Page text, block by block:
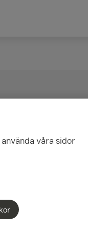
våra sidor